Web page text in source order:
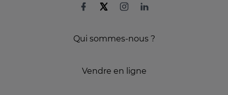
Qui sommes-nous ?
Vendre en ligne